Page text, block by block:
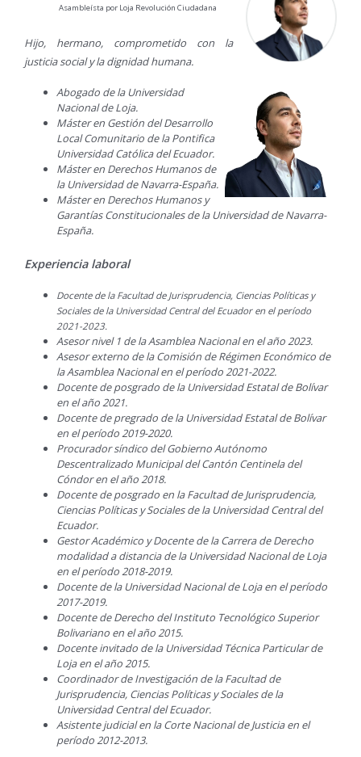
Asambleísta por Loja Revolución Ciudadana
Hijo, hermano, comprometido con la
justicia social y la dignidad humana.
Abogado de la Universidad
Nacional de Loja.
Máster en Gestión del Desarrollo
Local Comunitario de la Pontifica
Universidad Católica del Ecuador.
Máster en Derechos Humanos de
la Universidad de Navarra-España.
Máster en Derechos Humanos y
Garantías Constitucionales de la Universidad de Navarra-
España.
Experiencia laboral
Docente de la Facultad de Jurisprudencia, Ciencias Políticas y
Sociales de la Universidad Central del Ecuador en el período
2021-2023.
Asesor nivel 1 de la Asamblea Nacional en el año 2023.
Asesor externo de la Comisión de Régimen Económico de
la Asamblea Nacional en el período 2021-2022.
Docente de posgrado de la Universidad Estatal de Bolívar
en el año 2021.
Docente de pregrado de la Universidad Estatal de Bolívar
en el período 2019-2020.
Procurador síndico del Gobierno Autónomo
Descentralizado Municipal del Cantón Centinela del
Cóndor en el año 2018.
Docente de posgrado en la Facultad de Jurisprudencia,
Ciencias Políticas y Sociales de la Universidad Central del
Ecuador.
Gestor Académico y Docente de la Carrera de Derecho
modalidad a distancia de la Universidad Nacional de Loja
en el período 2018-2019.
Docente de la Universidad Nacional de Loja en el período
2017-2019.
Docente de Derecho del Instituto Tecnológico Superior
Bolivariano en el año 2015.
Docente invitado de la Universidad Técnica Particular de
Loja en el año 2015.
Coordinador de Investigación de la Facultad de
Jurisprudencia, Ciencias Políticas y Sociales de la
Universidad Central del Ecuador.
Asistente judicial en la Corte Nacional de Justicia en el
período 2012-2013.